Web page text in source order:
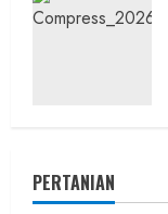
PERTANIAN